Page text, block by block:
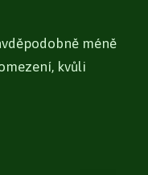
méně
kvůli